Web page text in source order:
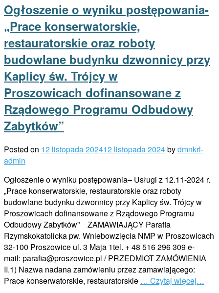
Ogłoszenie o wyniku postępowania-
„Prace konserwatorskie,
restauratorskie oraz roboty
budowlane budynku dzwonnicy przy
Kaplicy św. Trójcy w
Proszowicach dofinansowane z
Rządowego Programu Odbudowy
Zabytków”
Posted on 12 listopada 202412 listopada 2024bydmnkrl-
admin
Ogłoszenie o wyniku postępowania– Usługi z 12.11-2024 r.
„Prace konserwatorskie, restauratorskie oraz roboty
budowlane budynku dzwonnicy przy Kaplicy św. Trójcy w
Proszowicach dofinansowane z Rządowego Programu
Odbudowy Zabytków” ZAMAWIAJĄCY Parafia
Rzymskokatolicka pw. Wniebowzięcia NMP w Proszowicach
32-100 Proszowice ul. 3 Maja 1tel. + 48 516 296 309 e-
mail: parafia@proszowice.pl / PRZEDMIOT ZAMÓWIENIA
II.1) Nazwa nadana zamówieniu przez zamawiającego:
Prace konserwatorskie, restauratorskie … Czytaj więcej…